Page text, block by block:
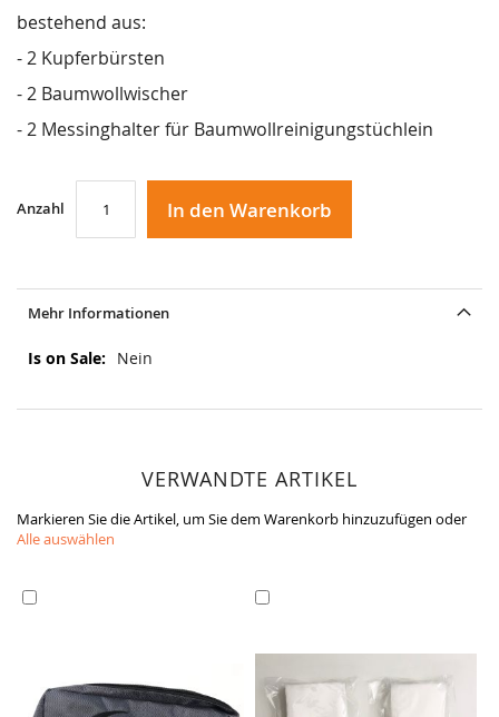
bestehend aus:
- 2 Kupferbürsten
- 2 Baumwollwischer
- 2 Messinghalter für Baumwollreinigungstüchlein
Anzahl In den Warenkorb
Mehr Informationen
Mehr
Nein
VERWANDTE ARTIKEL
Markieren Sie die Artikel, um Sie dem Warenkorb hinzuzufügen oder
Alle auswählen